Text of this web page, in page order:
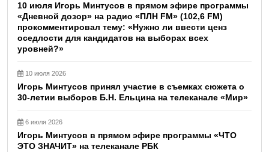
10 июля Игорь Минтусов в прямом эфире программы
«Дневной дозор» на радио «ПЛН FM» (102,6 FM)
прокомментировал тему: «Нужно ли ввести ценз
оседлости для кандидатов на выборах всех
уровней?»
10 июля 2026
Игорь Минтусов принял участие в съемках сюжета о
30-летии выборов Б.Н. Ельцина на телеканале «Мир»
6 июля 2026
Игорь Минтусов в прямом эфире программы «ЧТО
ЭТО ЗНАЧИТ» на телеканале РБК